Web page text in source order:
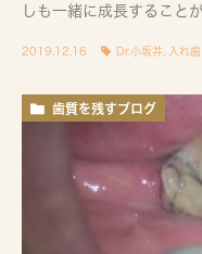
しも一緒に成長すること
2019.12.16 Dr.小坂井 入れ歯
歯質を残すブログ